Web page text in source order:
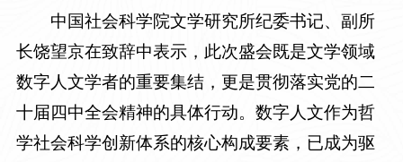
中国社会科学院文学研究所纪委书记、副所
长饶望京在致辞中表示，此次盛会既是文学领域
数字人文学者的重要集结，更是贯彻落实党的二
十届四中全会精神的具体行动。数字人文作为哲
学社会科学创新体系的核心构成要素，已成为驱